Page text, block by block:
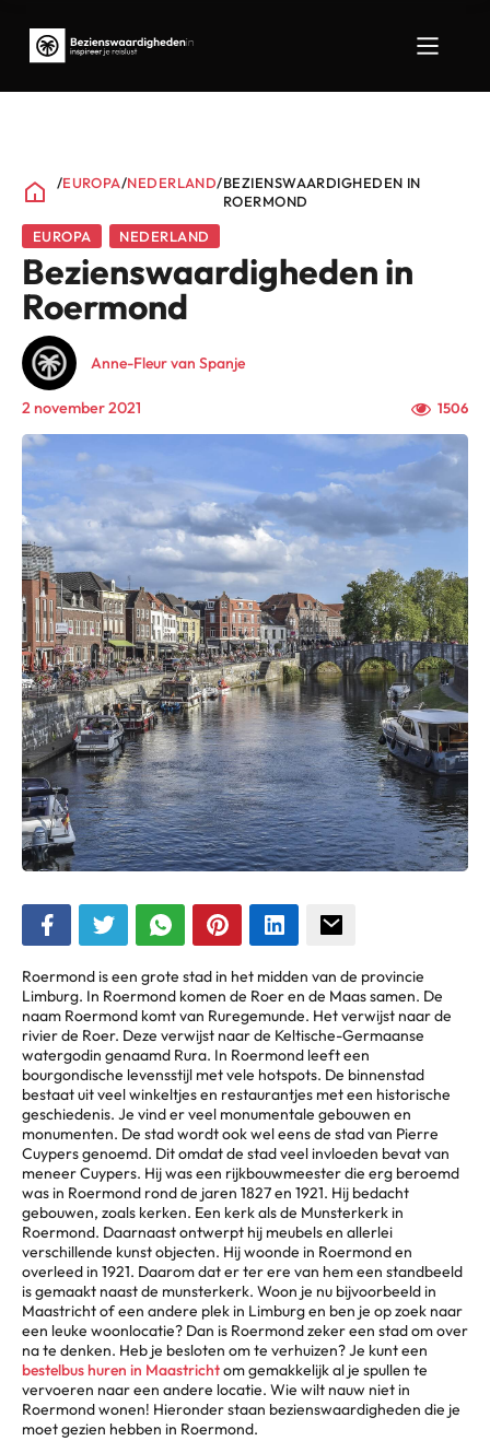
/EUROPA/NEDERLAND/BEZIENSWAARDIGHEDEN IN
ROERMOND
EUROPA
NEDERLAND
Bezienswaardigheden in
Roermond
Anne-Fleur van Spanje
2 november 2021 1506
Roermond is een grote stad in het midden van de provincie
Limburg. In Roermond komen de Roer en de Maas samen. De
naam Roermond komt van Ruregemunde. Het verwijst naar de
rivier de Roer. Deze verwijst naar de Keltische-Germaanse
watergodin genaamd Rura. In Roermond leeft een
bourgondische levensstijl met vele hotspots. De binnenstad
bestaat uit veel winkeltjes en restaurantjes met een historische
geschiedenis. Je vind er veel monumentale gebouwen en
monumenten. De stad wordt ook wel eens de stad van Pierre
Cuypers genoemd. Dit omdat de stad veel invloeden bevat van
meneer Cuypers. Hij was een rijkbouwmeester die erg beroemd
was in Roermond rond de jaren 1827 en 1921. Hij bedacht
gebouwen, zoals kerken. Een kerk als de Munsterkerk in
Roermond. Daarnaast ontwerpt hij meubels en allerlei
verschillende kunst objecten. Hij woonde in Roermond en
overleed in 1921. Daarom dat er ter ere van hem een standbeeld
is gemaakt naast de munsterkerk. Woon je nu bijvoorbeeld in
Maastricht of een andere plek in Limburg en ben je op zoek naar
een leuke woonlocatie? Dan is Roermond zeker een stad om over
na te denken. Heb je besloten om te verhuizen? Je kunt een
bestelbus huren in Maastrichtom gemakkelijk al je spullen te
vervoeren naar een andere locatie. Wie wilt nauw niet in
Roermond wonen! Hieronder staan bezienswaardigheden die je
moet gezien hebben in Roermond.